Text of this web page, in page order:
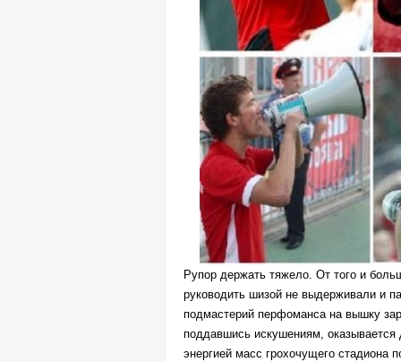
Рупор держать тяжело. От того и
руководить шизой не выдерживали и
подмастерий перфоманса на вышку
поддавшись искушениям, оказывается
энергией масс грохочущего стадиона